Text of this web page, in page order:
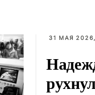
31 МАЯ